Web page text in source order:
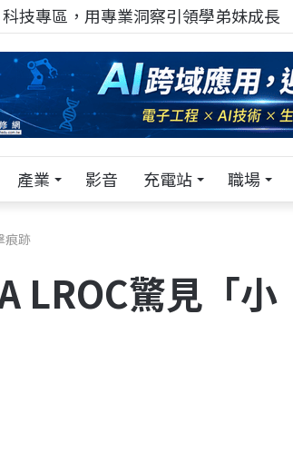
技專區，用專業洞察引領學弟妹成長
產業 影音 充電站 職場
痕跡
LROC驚見「小